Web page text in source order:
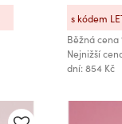
Běžná cena
Nejnižší
dní: 854 Kč
s kódem